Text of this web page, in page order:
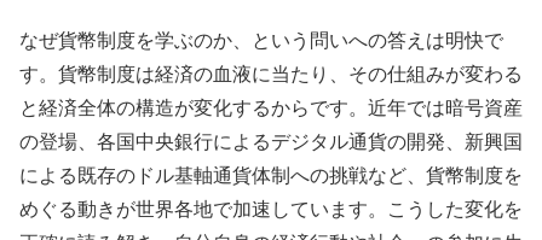
なぜ貨幣制度を学ぶのか、という問いへの答えは明快で
す。貨幣制度は経済の血液に当たり、その仕組みが変わる
と経済全体の構造が変化するからです。近年では暗号資産
の登場、各国中央銀行によるデジタル通貨の開発、新興国
による既存のドル基軸通貨体制への挑戦など、貨幣制度を
めぐる動きが世界各地で加速しています。こうした変化を